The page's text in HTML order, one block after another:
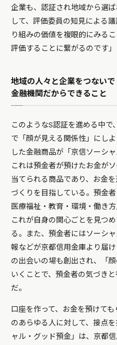
企業も、認証され地域から選
して、評価委員の知見による
り組みの価値を複眼的にみる
評価することに繋がるのです」
地域の人々と企業をつないで
金融機関だからできること
このようなS認証を進める中で
で「顔が見える関係性」にし
した金融商品が「京信ソーシ
これは預金者が預けたお金が
当てられる商品であり、お金
づくりを目指している。預金
医療福祉・教育・環境・働き
これが自身の関心ごとを見つ
る。また、預金者にはソーシ
報などが京都信用金庫より届
の出会いの場も創出され、「
いくことで、預金者の気づき
だ。
口座を作って、お金を預けて
のあらゆる人に対して、接点
ャル・グッド預金」は、京都